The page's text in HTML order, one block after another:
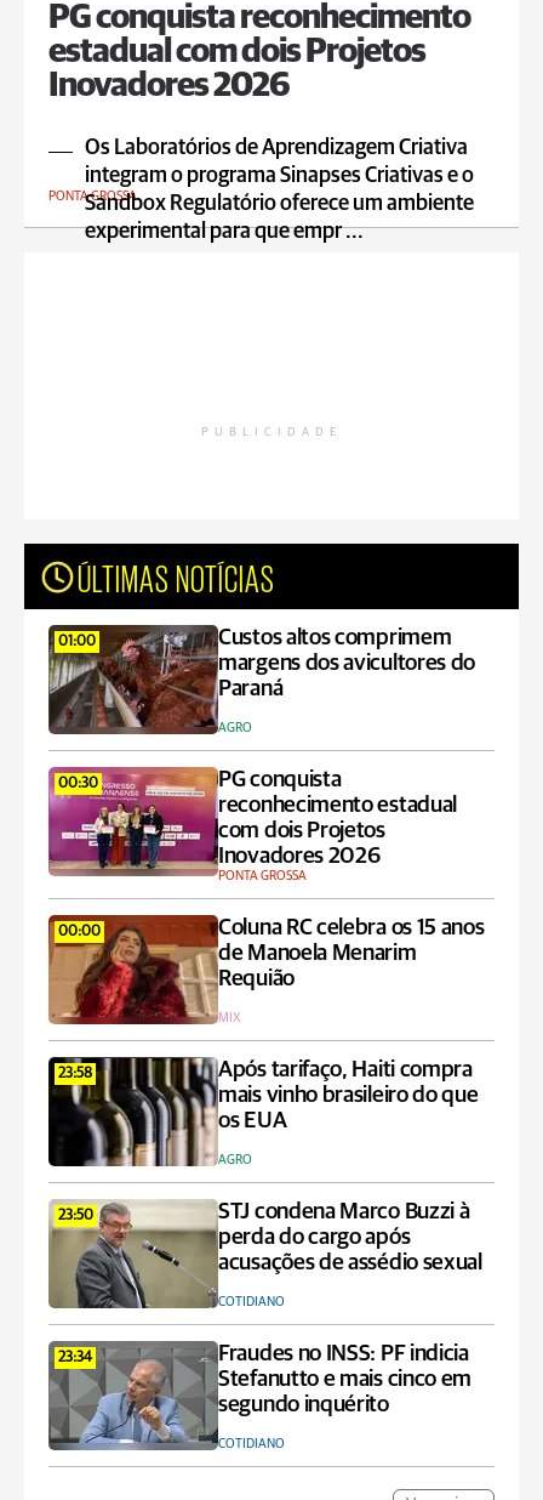
PG conquista reconhecimento
estadual com dois Projetos
Inovadores 2026
Os Laboratórios de Aprendizagem Criativa
integram o programa Sinapses Criativas e o
Sandbox Regulatório oferece um ambiente
experimental para que empr ...
PONTA GROSSA
PUBLICIDADE
ÚLTIMAS NOTÍCIAS
01:00
Custos altos comprimem
margens dos avicultores do
Paraná
AGRO
00:30
PG conquista
reconhecimento estadual
com dois Projetos
Inovadores 2026
PONTA GROSSA
00:00
Coluna RC celebra os 15 anos
de Manoela Menarim
Requião
MIX
23:58
Após tarifaço, Haiti compra
mais vinho brasileiro do que
os EUA
AGRO
23:50
STJ condena Marco Buzzi à
perda do cargo após
acusações de assédio sexual
COTIDIANO
23:34
Fraudes no INSS: PF indicia
Stefanutto e mais cinco em
segundo inquérito
COTIDIANO